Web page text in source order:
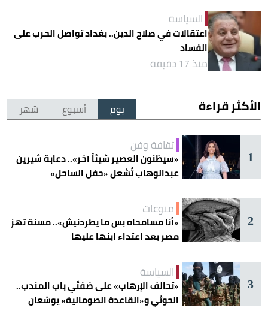
السياسة
اعتقالات في صلاح الدين.. بغداد تواصل الحرب على
الفساد
منذ 17 دقيقة
الأكثر قراءة يوم أسبوع شهر
1
ثقافة وفن
«سيظنون العصير شيئاً آخر».. دعابة شيرين
عبدالوهاب تُشعل «حفل الساحل»
2
منوعات
«أنا مسامحاه بس ما يطردنيش».. مسنة تهز
مصر بعد اعتداء ابنها عليها
3
السياسة
«تحالف الإرهاب» على ضفتَي باب المندب..
الحوثي و«القاعدة الصومالية» يوسّعان